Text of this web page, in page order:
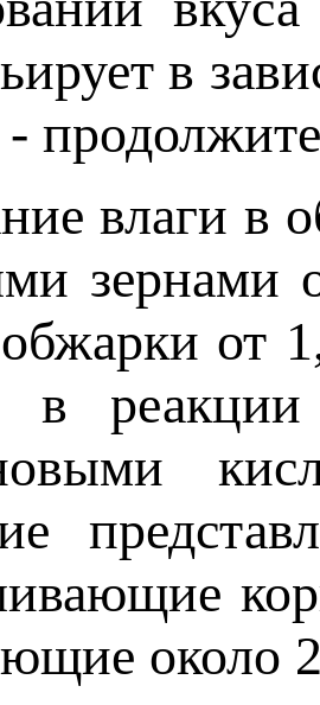
в
влаги в
зернами
от
в
около